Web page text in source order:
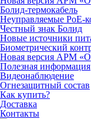
Болид-термокабель
Неуправляемые PoE-
Честный знак Болид
Новые источники
Биометрический
Новая версия АРМ
Полезная информация
Видеонаблюдение
Огнезащитный состав
Как купить?
Доставка
Контакты